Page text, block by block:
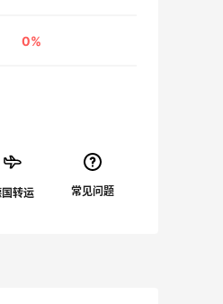
0%
德国转运